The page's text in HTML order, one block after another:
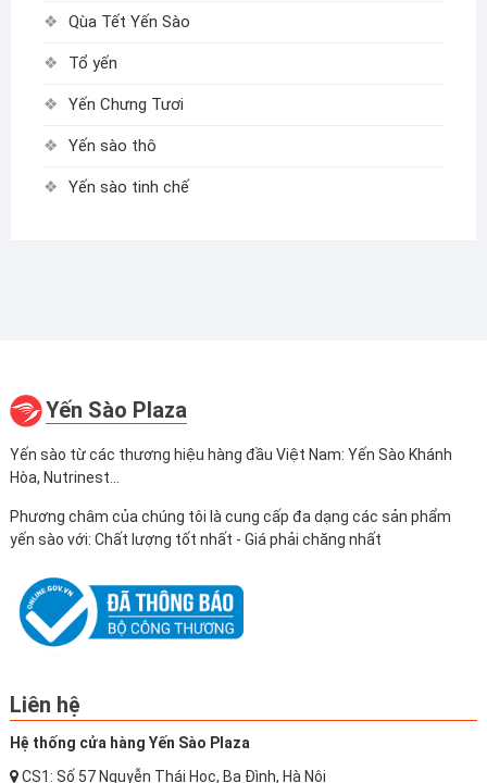
Qùa Tết Yến Sào
Tổ yến
Yến Chưng Tươi
Yến sào thô
Yến sào tinh chế
Yến Sào Plaza
Yến sào từ các thương hiệu hàng đầu Việt Nam: Yến Sào Khánh
Hòa, Nutrinest...
Phương châm của chúng tôi là cung cấp đa dạng các sản phẩm
yến sào với: Chất lượng tốt nhất - Giá phải chăng nhất
Liên hệ
Hệ thống cửa hàng Yến Sào Plaza
CS1: Số 57 Nguyễn Thái Học, Ba Đình, Hà Nội